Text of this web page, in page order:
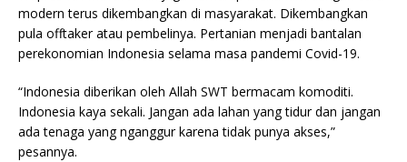
modern terus dikembangkan di masyarakat. Dikembangkan
pula offtaker atau pembelinya. Pertanian menjadi bantalan
perekonomian Indonesia selama masa pandemi Covid-19.
“Indonesia diberikan oleh Allah SWT bermacam komoditi.
Indonesia kaya sekali. Jangan ada lahan yang tidur dan jangan
ada tenaga yang nganggur karena tidak punya akses,”
pesannya.